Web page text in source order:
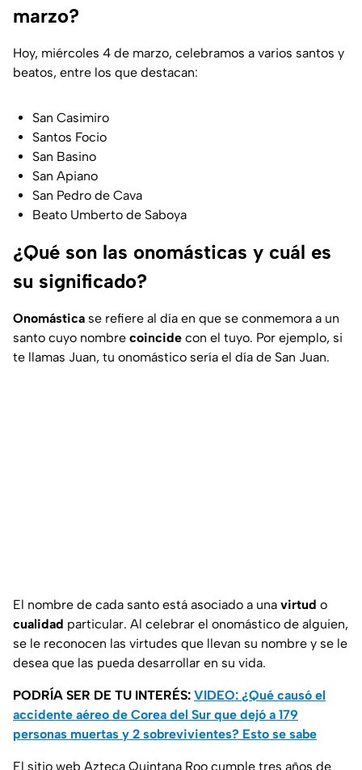
marzo?
Hoy, miércoles 4 de marzo, celebramos a varios santos y
beatos, entre los que destacan:
San Casimiro
Santos Focio
San Basino
San Apiano
San Pedro de Cava
Beato Umberto de Saboya
¿Qué son las onomásticas y cuál es
su significado?
Onomástica se refiere al día en que se conmemora a un
santo cuyo nombre coincide con el tuyo. Por ejemplo, si
te llamas Juan, tu onomástico sería el día de San Juan.
El nombre de cada santo está asociado a una virtud o
cualidad particular. Al celebrar el onomástico de alguien,
se le reconocen las virtudes que llevan su nombre y se le
desea que las pueda desarrollar en su vida.
PODRÍA SER DE TU INTERÉS: VIDEO: ¿Qué causó el
accidente aéreo de Corea del Sur que dejó a 179
personas muertas y 2 sobrevivientes? Esto se sabe
El sitio web Azteca Quintana Roo cumple tres años de